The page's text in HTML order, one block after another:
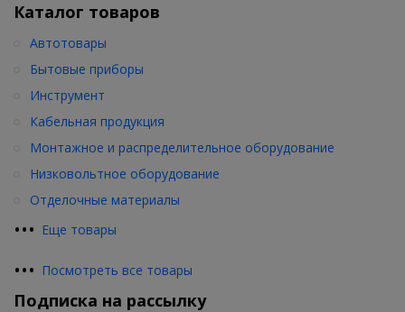
Каталог товаров
••• Еще товары
Автотовары
Бытовые приборы
Инструмент
Кабельная продукция
Монтажное и распределительное оборудование
Низковольтное оборудование
Отделочные материалы
••• Посмотреть все товары
Подписка на рассылку